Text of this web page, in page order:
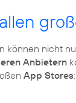
können nicht
Anbietern
App Stores: